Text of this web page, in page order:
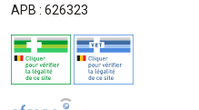
APB : 626323